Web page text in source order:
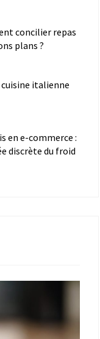
concilier repas
plans ?
cuisine italienne
en e-commerce :
discrète du froid